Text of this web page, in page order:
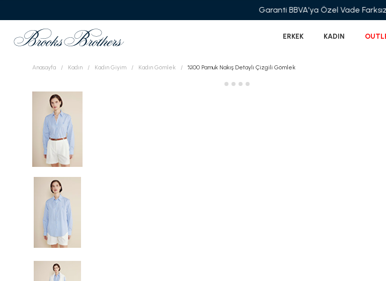
Garanti BBVA'ya Özel Vade
ERKEK KADIN
Anasayfa Kadın Kadın Giyim Kadın Gömlek %100 Pamuk Nakış Detaylı Çizgili Gömlek